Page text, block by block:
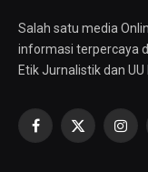
Salah satu media
informasi terpercaya
Etik Jurnalistik dan UU
Facebook
X